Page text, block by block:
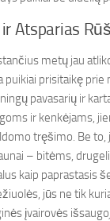
Atsparias
metų jau
puikiai prisitaikę
pavasarių ir
ir kenkėjams,
tręšimo. Be to,
– bitėms,
kaip paprastasis
jūs ne tik
įvairovės